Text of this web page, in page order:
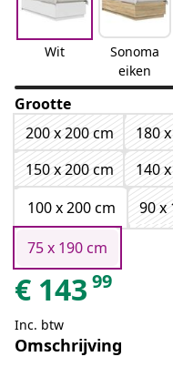
Wit
Sonoma
eiken
Grootte
200 x 200 cm
180
150 x 200 cm
140
100 x 200 cm
90 x
75 x 190 cm
€ 143 99
Inc. btw
Omschrijving